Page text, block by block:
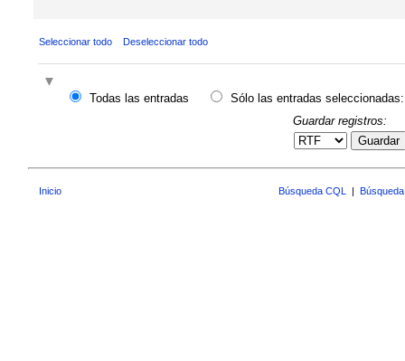
Seleccionar todo Deseleccionar todo
Todas las entradas
Sólo las entradas seleccionadas:
Guardar registros:
Guardar
Inicio Búsqueda CQL